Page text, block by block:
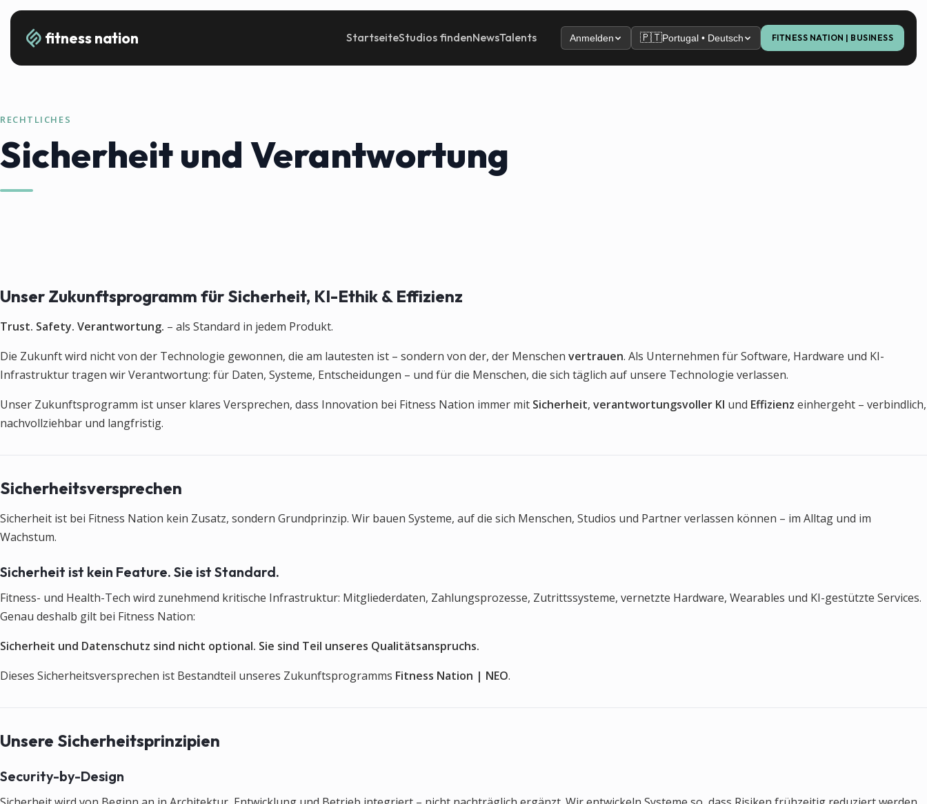
fitness nation StartseiteStudios findenNewsTalents Anmelden 🇵🇹Portugal • Deutsch FITNESS NATION | BUSINESS
RECHTLICHES
Sicherheit und Verantwortung
Unser Zukunftsprogramm für Sicherheit, KI-Ethik & Effizienz
Trust. Safety. Verantwortung. – als Standard in jedem Produkt.
Die Zukunft wird nicht von der Technologie gewonnen, die am lautesten ist – sondern von der, der Menschen vertrauen. Als Unternehmen für Software, Hardware und KI-
Infrastruktur tragen wir Verantwortung: für Daten, Systeme, Entscheidungen – und für die Menschen, die sich täglich auf unsere Technologie verlassen.
Unser Zukunftsprogramm ist unser klares Versprechen, dass Innovation bei Fitness Nation immer mit Sicherheit, verantwortungsvoller KI und Effizienz einhergeht – verbindlich,
nachvollziehbar und langfristig.
Sicherheitsversprechen
Sicherheit ist bei Fitness Nation kein Zusatz, sondern Grundprinzip. Wir bauen Systeme, auf die sich Menschen, Studios und Partner verlassen können – im Alltag und im
Wachstum.
Sicherheit ist kein Feature. Sie ist Standard.
Fitness- und Health-Tech wird zunehmend kritische Infrastruktur: Mitgliederdaten, Zahlungsprozesse, Zutrittssysteme, vernetzte Hardware, Wearables und KI-gestützte Services.
Genau deshalb gilt bei Fitness Nation:
Sicherheit und Datenschutz sind nicht optional. Sie sind Teil unseres Qualitätsanspruchs.
Dieses Sicherheitsversprechen ist Bestandteil unseres Zukunftsprogramms Fitness Nation | NEO.
Unsere Sicherheitsprinzipien
Security-by-Design